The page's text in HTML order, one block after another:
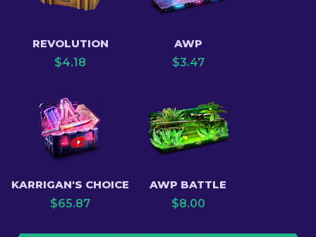
REVOLUTION
$4.18
AWP
$3.47
KARRIGAN'S CHOICE
$65.87
AWP BATTLE
$8.00